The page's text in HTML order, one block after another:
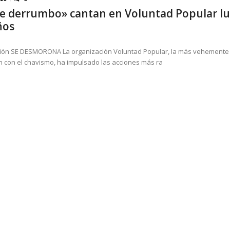
I por la libertad inmediata de l... AGOSTO 5, 2026
derrumbo» cantan en Voluntad Popular
SE DESMORONA La organización Voluntad Popular, la más
con el chavismo, ha impulsado las acciones más ra